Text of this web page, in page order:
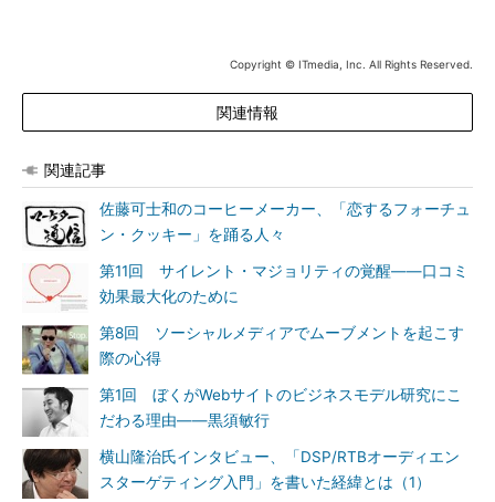
Copyright © ITmedia, Inc. All Rights Reserved.
関連情報
関連記事
佐藤可士和のコーヒーメーカー、「恋するフォーチュ
ン・クッキー」を踊る人々
第11回 サイレント・マジョリティの覚醒――口コミ
効果最大化のために
第8回 ソーシャルメディアでムーブメントを起こす
際の心得
第1回 ぼくがWebサイトのビジネスモデル研究にこ
だわる理由――黒須敏行
横山隆治氏インタビュー、「DSP/RTBオーディエン
スターゲティング入門」を書いた経緯とは（1）